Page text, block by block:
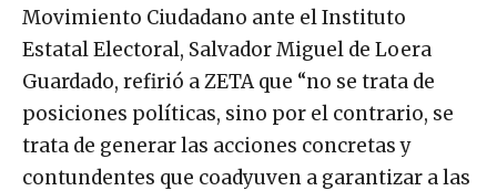
Movimiento Ciudadano ante el Instituto
Estatal Electoral, Salvador Miguel de Loera
Guardado, refirió a ZETA que “no se trata de
posiciones políticas, sino por el contrario, se
trata de generar las acciones concretas y
contundentes que coadyuven a garantizar a las